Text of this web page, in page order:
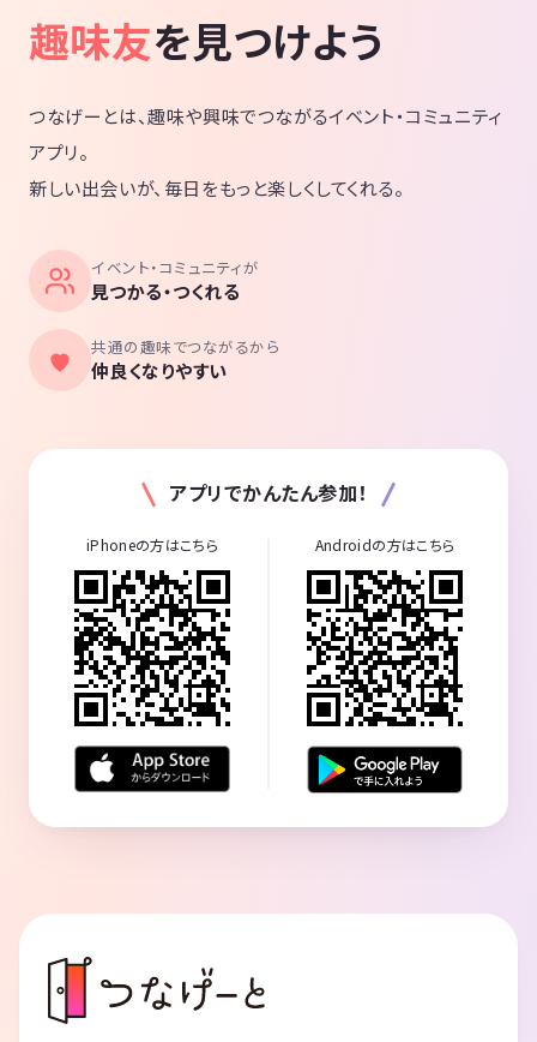
趣味友を見つけよう
つなげーとは、趣味や興味でつながるイベント・コミュニティ
アプリ。
新しい出会いが、毎日をもっと楽しくしてくれる。
イベント・コミュニティが
見つかる・つくれる
共通の趣味でつながるから
仲良くなりやすい
アプリでかんたん参加！
iPhoneの方はこちら Androidの方はこちら